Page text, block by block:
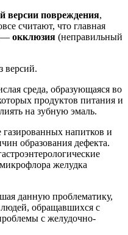
версии повреждения,
считают, что главная
— окклюзия (неправильный
версий.
среда, образующаяся во
продуктов питания и
на зубную эмаль.
газированных напитков и
образования дефекта.
желудка
данную проблематику,
обращавшихся с
с желудочно-